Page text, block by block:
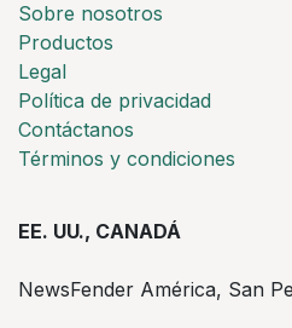
Sobre nosotros
Productos
Legal
Política de privacidad
Contáctanos
Términos y condiciones
EE. UU., CANADÁ
NewsFender América, San